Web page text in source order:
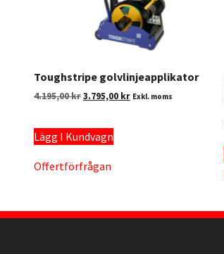
Toughstripe golvlinjeapplikator
4.195,00kr3.795,00 kr Exkl. moms
Lägg I Kundvagn
Offertförfrågan